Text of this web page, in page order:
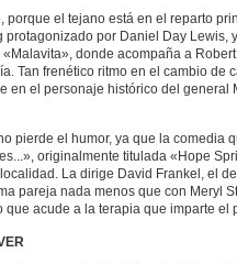
porque el tejano está en el reparto
protagonizado por Daniel Day Lewis,
donde acompaña a
Tan frenético ritmo en el cambio de
en el personaje histórico del general
pierde el humor, ya que la comedia
originalmente titulada «Hope
La dirige David Frankel, el
pareja nada menos que con Meryl
que acude a la terapia que imparte el